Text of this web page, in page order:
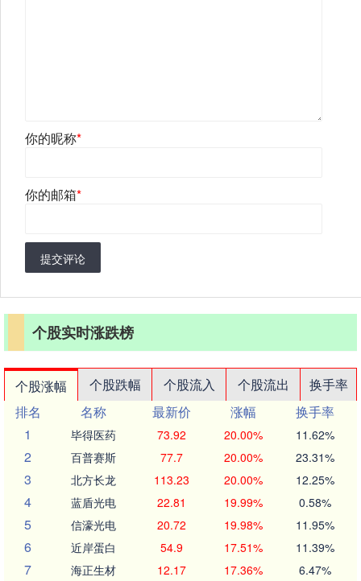
你的昵称*
你的邮箱*
提交评论
个股实时涨跌榜
个股涨幅 个股跌幅 个股流入 个股流出
换手率
排名
名称 最新价 涨幅
换手率
1
毕得医药 73.92 20.00% 11.62%
2 百普赛斯 77.7 20.00% 23.31%
3 北方长龙 113.23 20.00% 12.25%
4 蓝盾光电 22.81 19.99% 0.58%
5 信濠光电 20.72 19.98% 11.95%
6 近岸蛋白 54.9 17.51% 11.39%
7 海正生材 12.17 17.36% 6.47%